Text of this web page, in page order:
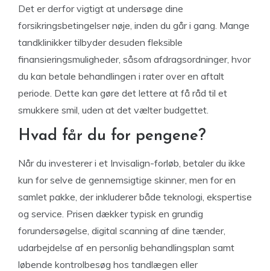
Det er derfor vigtigt at undersøge dine
forsikringsbetingelser nøje, inden du går i gang. Mange
tandklinikker tilbyder desuden fleksible
finansieringsmuligheder, såsom afdragsordninger, hvor
du kan betale behandlingen i rater over en aftalt
periode. Dette kan gøre det lettere at få råd til et
smukkere smil, uden at det vælter budgettet.
Hvad får du for pengene?
Når du investerer i et Invisalign-forløb, betaler du ikke
kun for selve de gennemsigtige skinner, men for en
samlet pakke, der inkluderer både teknologi, ekspertise
og service. Prisen dækker typisk en grundig
forundersøgelse, digital scanning af dine tænder,
udarbejdelse af en personlig behandlingsplan samt
løbende kontrolbesøg hos tandlægen eller